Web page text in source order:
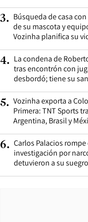
3. Búsqueda de casa
de su mascota y
Vozinha planifica su
4. La condena de
tras encontrón con
desbordó; tiene su
5. Vozinha exporta a
Primera: TNT Sports
Argentina, Brasil y
6. Carlos Palacios
investigación por
detuvieron a su suegro